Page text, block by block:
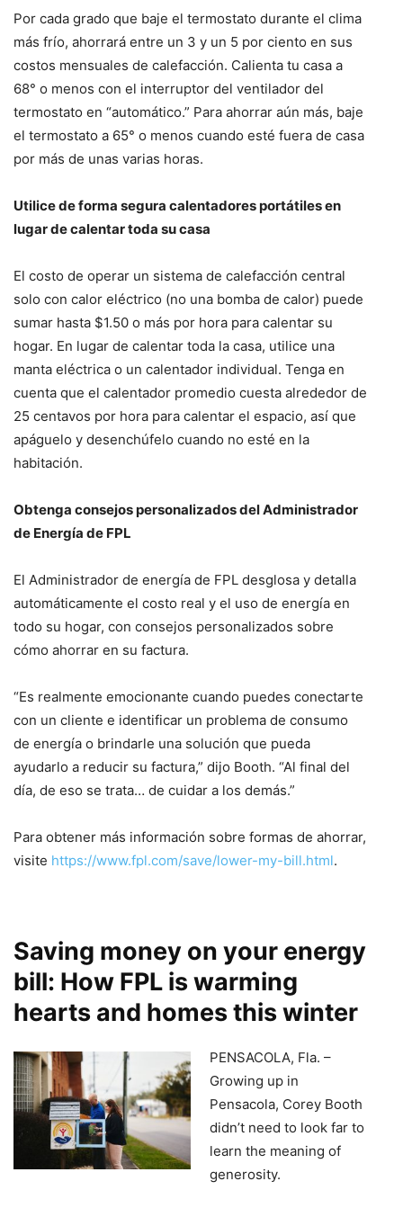
Por cada grado que baje el termostato durante el clima
más frío, ahorrará entre un 3 y un 5 por ciento en sus
costos mensuales de calefacción. Calienta tu casa a
68° o menos con el interruptor del ventilador del
termostato en “automático.” Para ahorrar aún más, baje
el termostato a 65° o menos cuando esté fuera de casa
por más de unas varias horas.
Utilice de forma segura calentadores portátiles en
lugar de calentar toda su casa
El costo de operar un sistema de calefacción central
solo con calor eléctrico (no una bomba de calor) puede
sumar hasta $1.50 o más por hora para calentar su
hogar. En lugar de calentar toda la casa, utilice una
manta eléctrica o un calentador individual. Tenga en
cuenta que el calentador promedio cuesta alrededor de
25 centavos por hora para calentar el espacio, así que
apáguelo y desenchúfelo cuando no esté en la
habitación.
Obtenga consejos personalizados del Administrador
de Energía de FPL
El Administrador de energía de FPL desglosa y detalla
automáticamente el costo real y el uso de energía en
todo su hogar, con consejos personalizados sobre
cómo ahorrar en su factura.
“Es realmente emocionante cuando puedes conectarte
con un cliente e identificar un problema de consumo
de energía o brindarle una solución que pueda
ayudarlo a reducir su factura,” dijo Booth. “Al final del
día, de eso se trata… de cuidar a los demás.”
Para obtener más información sobre formas de ahorrar,
visite https://www.fpl.com/save/lower-my-bill.html.
Saving money on your energy
bill: How FPL is warming
hearts and homes this winter
PENSACOLA, Fla. –
Growing up in
Pensacola, Corey Booth
didn’t need to look far to
learn the meaning of
generosity.